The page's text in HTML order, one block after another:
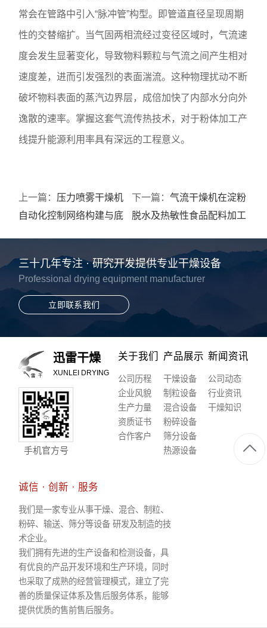
常会在管路中引入“脉冲管”构型。即管道直径呈现周期
性的交替缩扩。当气固两相流经过变径区域时，气流速
度会发生显著变化，导致物料颗粒与气流之间产生相对
速度差，进而引发强烈的表面湍流。这种物理扰动不断
破坏物料表面的蒸汽边界层，成倍加快了内部水分向外
逸散的速率。掌握这套气流传热技术，对于粉体加工产
线提升能源利用率具有深远的工程意义。
上一篇： 压力喷雾干燥机
自动化控制网络构建与底
下一篇： 气流干燥机在淀粉
脱水及热敏性食品配料加工
三十几年专注 · 研究开发提供专业干燥设备
Professional drying equipment manufacturer
立即联系我们
迅雷干燥
XUNLEI DRYING
手机官方号
关于我们
公司历程
企业风貌
生产力量
资质证书
合作客户
产品展示
干燥设备
制粒设备
混合设备
粉碎设备
筛分设备
热源设备
新闻资讯
公司动态
行业资讯
干燥知识
诚信 · 创新 · 服务
我们是一家专业从事干燥、混合、制粒、
粉碎、输送、筛分等设备 研发及制造的技
术企业。
我们拥有先进的生产设备和检测设备，具
有优良的产品开发环境和生产环境，同时
也采取了成熟的经营管理模式，建立了完
善的质量保证体系及售后服务体系，能够
提供优质的售前售后服务。